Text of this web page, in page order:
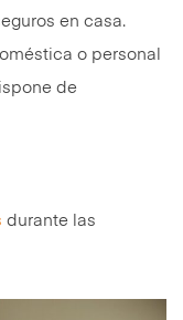
en casa.
o personal
de
durante las